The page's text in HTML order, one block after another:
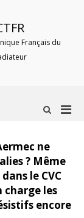
Français du
Afficher
de
recherche
ne
? Même
le CVC
charge les
encore